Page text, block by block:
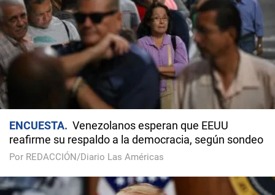
ENCUESTA
Venezolanos esperan que EEUU
reafirme su respaldo a la democracia, según sondeo
Por REDACCIÓN/Diario Las Américas